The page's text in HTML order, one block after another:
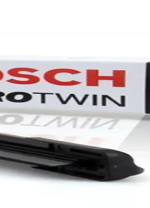
dayanıklılık sağlayarak güvenli
ve dayanıklı ürün
sunan, kolay montajlı, uzun
sürüş sağlar. Kolay montaj ve
sağlayarak ön camınızı